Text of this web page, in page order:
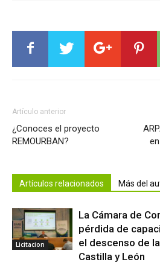
Artículo anterior
¿Conoces el proyecto
REMOURBAN?
Artículos relacionados Más del
Licitacion
La Cámara de
pérdida de
el descenso de
Castilla y León